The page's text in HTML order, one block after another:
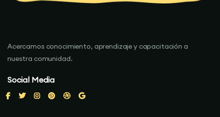
Acercamos conocimiento, aprendizaje y capacitación a
nuestra comunidad.
Social Media